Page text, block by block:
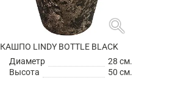
search
КАШПО LINDY BOTTLE BLACK
Диаметр
28 см.
Высота
50 см.